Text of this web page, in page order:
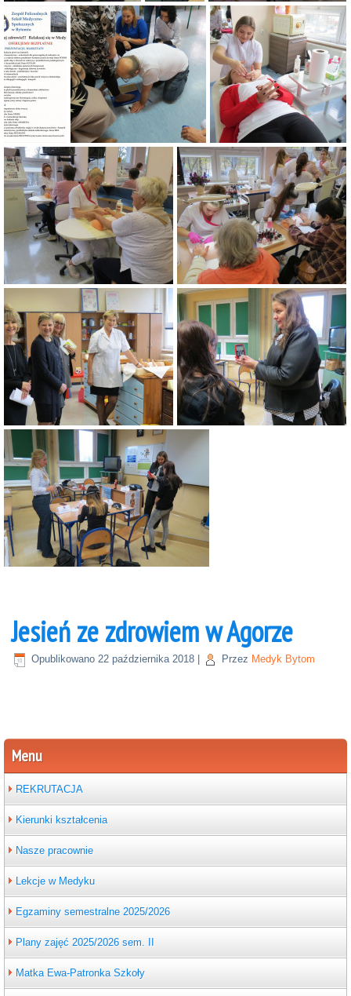
Menu
REKRUTACJA
Kierunki kształcenia
Nasze pracownie
Lekcje w Medyku
Egzaminy semestralne 2025/2026
Plany zajęć 2025/2026 sem. II
Matka Ewa-Patronka Szkoły
Jesień ze zdrowiem w Agorze
Opublikowano 22 października 2018 Przez Medyk Bytom